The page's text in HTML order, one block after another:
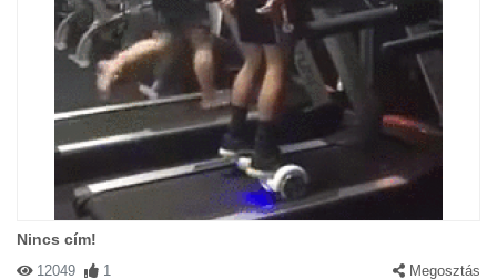
Nincs cím!
12049 1 Megosztás